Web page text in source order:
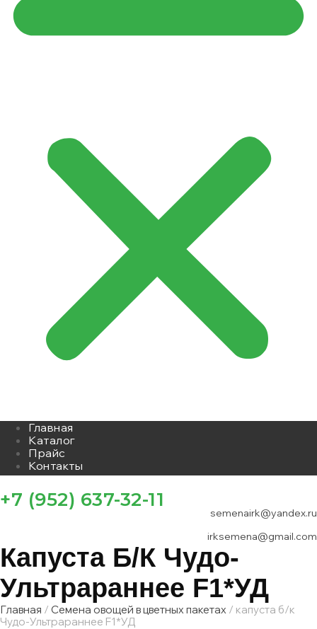
Главная
Каталог
Прайс
Контакты
+7 (952) 637-32-11
semenairk@yandex.ru
irksemena@gmail.com
Капуста Б/к Чудо-
Ультрараннее F1*УД
Главная / Семена овощей в цветных пакетах / капуста б/к
Чудо-Ультрараннее F1*УД